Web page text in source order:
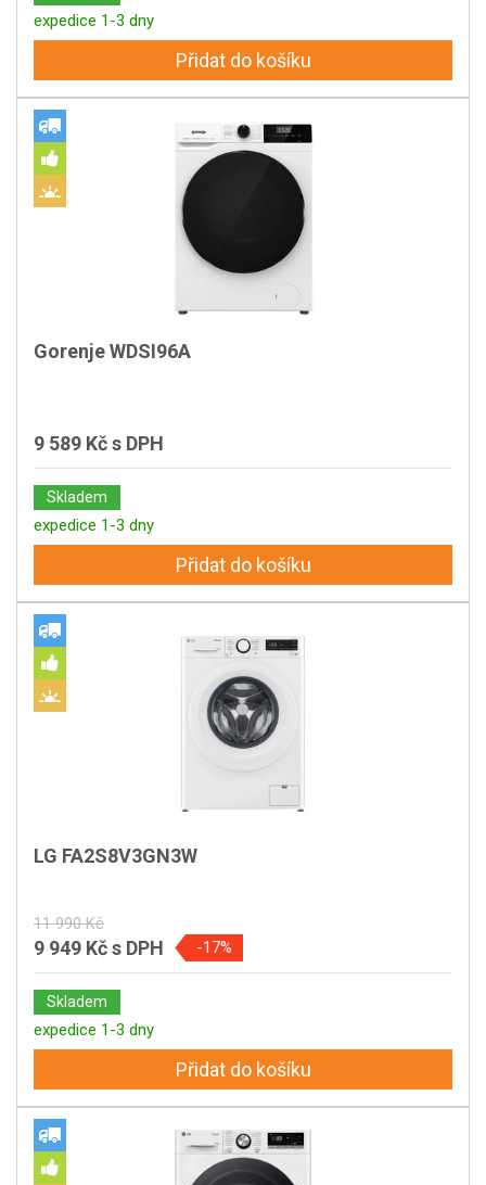
expedice 1-3 dny
Přidat do košíku
Gorenje WDSI96A
9 589 Kčs DPH
Skladem
expedice 1-3 dny
Přidat do košíku
LG FA2S8V3GN3W
11 990 Kč
9 949 Kčs DPH -17%
Skladem
expedice 1-3 dny
Přidat do košíku